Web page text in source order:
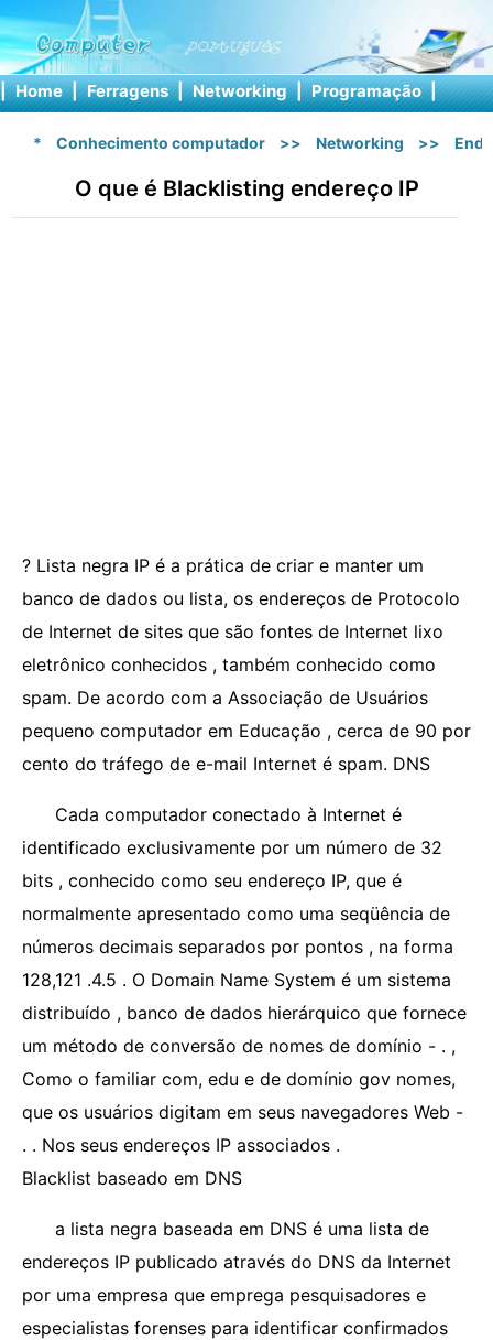
| Home | Ferragens | Networking | Programação |
* Conhecimento computador >> Networking >>
O que é Blacklisting endereço IP
? Lista negra IP é a prática de criar e manter um
banco de dados ou lista, os endereços de Protocolo
de Internet de sites que são fontes de Internet lixo
eletrônico conhecidos , também conhecido como
spam. De acordo com a Associação de Usuários
pequeno computador em Educação , cerca de 90 por
cento do tráfego de e-mail Internet é spam. DNS
Cada computador conectado à Internet é
identificado exclusivamente por um número de 32
bits , conhecido como seu endereço IP, que é
normalmente apresentado como uma seqüência de
números decimais separados por pontos , na forma
128,121 .4.5 . O Domain Name System é um sistema
distribuído , banco de dados hierárquico que fornece
um método de conversão de nomes de domínio - . ,
Como o familiar com, edu e de domínio gov nomes,
que os usuários digitam em seus navegadores Web -
. . Nos seus endereços IP associados .
Blacklist baseado em DNS
a lista negra baseada em DNS é uma lista de
endereços IP publicado através do DNS da Internet
por uma empresa que emprega pesquisadores e
especialistas forenses para identificar confirmados